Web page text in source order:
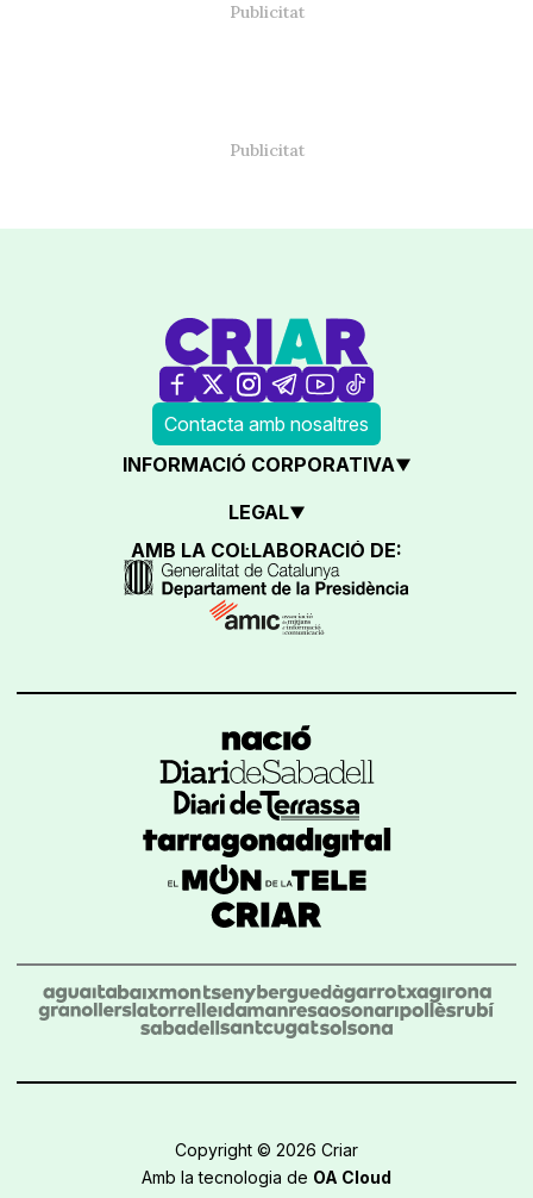
Contacta amb nosaltres
INFORMACIÓ CORPORATIVA
LEGAL
AMB LA COL·LABORACIÓ DE:
Copyright © 2026 Criar
Amb la tecnologia de OA Cloud